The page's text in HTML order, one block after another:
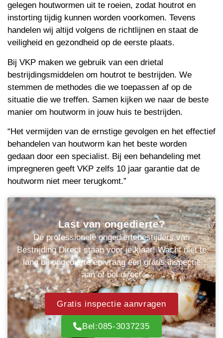
gelegen houtwormen uit te roeien, zodat houtrot en
instorting tijdig kunnen worden voorkomen. Tevens
handelen wij altijd volgens de richtlijnen en staat de
veiligheid en gezondheid op de eerste plaats.
Bij VKP maken we gebruik van een drietal
bestrijdingsmiddelen om houtrot te bestrijden. We
stemmen de methodes die we toepassen af op de
situatie die we treffen. Samen kijken we naar de beste
manier om houtworm in jouw huis te bestrijden.
“Het vermijden van de ernstige gevolgen en het effectief
behandelen van houtworm kan het beste worden
gedaan door een specialist. Bij een behandeling met
impregneren geeft VKP zelfs 10 jaar garantie dat de
houtworm niet meer terugkomt.”
Last van ongedierte?
De professionele ongediertebestijders van
Bestrijding Direct staan voor je klaar! Wacht niet te
lang bij ongedierte en vraag een gratis inspectie
aan of bel direct
Gratis inspectie aanvragen
Bel:085-3037235